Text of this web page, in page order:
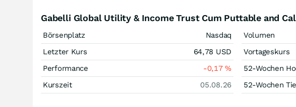
Gabelli Global Utility & Income Trust Cum Puttable and
Börsenplatz
Nasdaq
Letzter Kurs
64,78 USD
Performance
-0,17%
Kurszeit
05.08.26
Volumen
Vortageskurs
52-Wochen
52-Wochen